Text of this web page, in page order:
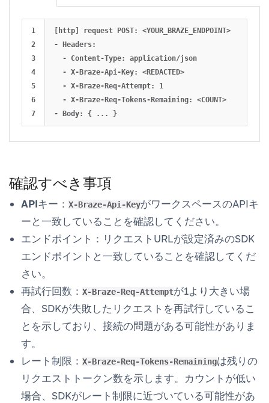
1
2
3
4
5
6
[http] request POST: <YOUR_BRAZE_ENDPOINT>
- Headers:
  - Content-Type: application/json
  - X-Braze-Api-Key: <REDACTED>
  - X-Braze-Req-Attempt: 1
  - X-Braze-Req-Tokens-Remaining: <COUNT>
確認すべき事項
APIキー ： X-Braze-Api-KeyがワークスペースのAPIキ
ーと一致していることを確認してください。
エンドポイント ：リクエストURLが設定済みのSDK
エンドポイントと一致していることを確認してくだ
さい。
再試行回数 ： X-Braze-Req-Attemptが1より大きい場
合、SDKが失敗したリクエストを再試行しているこ
とを示しており、接続の問題がある可能性がありま
す。
レート制限 ： X-Braze-Req-Tokens-Remainingは残りの
リクエストトークン数を示します。カウントが低い
場合、SDKがレート制限に近づいている可能性があ